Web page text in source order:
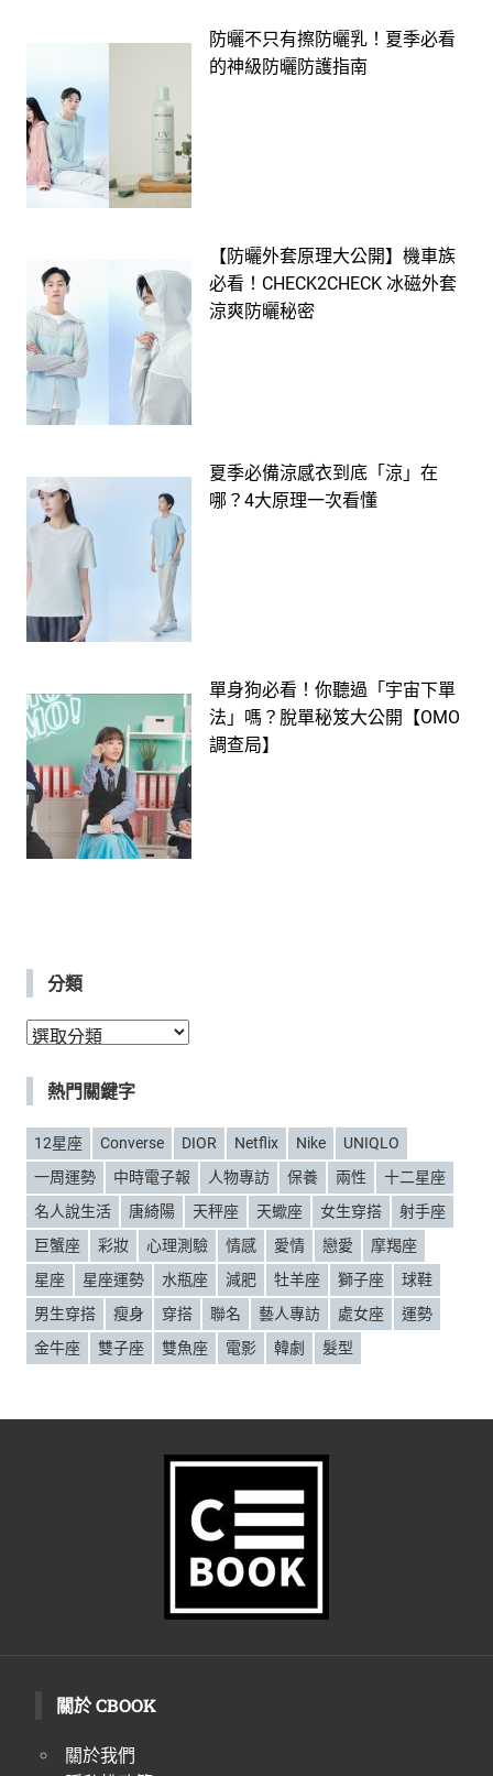
防曬不只有擦防曬乳！夏季必看
的神級防曬防護指南
【防曬外套原理大公開】機車族
必看！CHECK2CHECK 冰磁外套
涼爽防曬秘密
夏季必備涼感衣到底「涼」在
哪？4大原理一次看懂
單身狗必看！你聽過「宇宙下單
法」嗎？脫單秘笈大公開【OMO
調查局】
分類
分
熱門關鍵字
12星座 Converse DIOR Netflix Nike
UNIQLO
一周運勢
中時電子報 人物專訪 保養 兩性
十二星座
名人說生活
唐綺陽 天秤座 天蠍座 女生穿搭
射手座
巨蟹座
彩妝 心理測驗 情感 愛情 戀愛
摩羯座
星座
星座運勢 水瓶座 減肥 牡羊座 獅子座
球鞋
男生穿搭
瘦身 穿搭 聯名 藝人專訪 處女座
運勢
金牛座
雙子座 雙魚座 電影 韓劇 髮型
關於 CBOOK
關於我們